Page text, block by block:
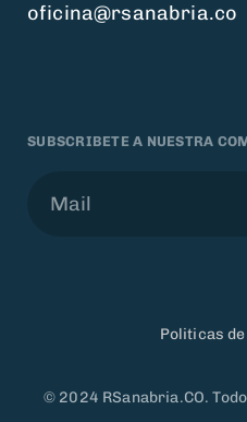
oficina@rsanabria.co
SUBSCRIBETE A NUESTRA
Politicas
© 2024 RSanabria.CO.